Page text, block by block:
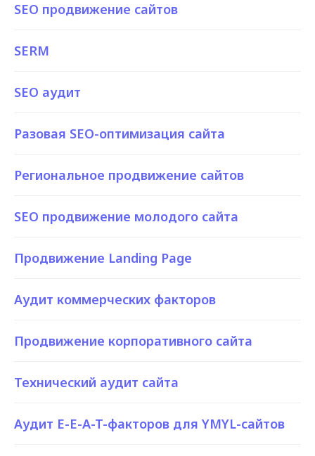
SEO продвижение сайтов
SERM
SEO аудит
Разовая SEO-оптимизация сайта
Региональное продвижение сайтов
SEO продвижение молодого сайта
Продвижение Landing Page
Аудит коммерческих факторов
Продвижение корпоративного сайта
Технический аудит сайта
Аудит E-E-A-T-факторов для YMYL-сайтов